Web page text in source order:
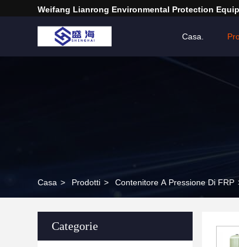
Weifang Lianrong Environmental Protection
Casa.
Casa > Prodotti > Contenitore A Pressione Di FRP
Categorie